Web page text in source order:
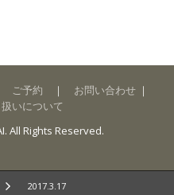
2017.3.17
ご予約 ｜ お問い合わせ｜
いについて
All Rights Reserved.